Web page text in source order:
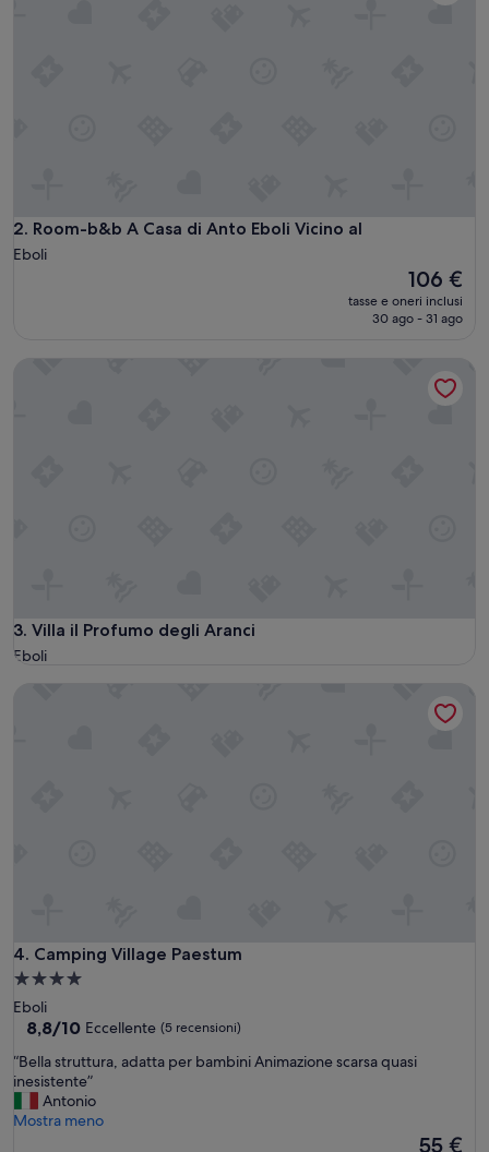
2. Room-b&b A Casa di Anto Eboli Vicino al
Room-b&b A Casa di Anto Eboli Vicino al
Eboli
Il
prezzo
attuale
106 €
tasse e oneri inclusi
30 ago - 31 ago
3. Villa il Profumo degli Aranci
Villa il Profumo degli Aranci
Eboli
4. Camping Village Paestum
Camping Village Paestum
Struttura
a
4.0
Eboli
8.8
10,
Eccellente,
(5
recensioni)
8,8/10 Eccellente (5 recensioni)
“
B
l
“Bella struttura, adatta per bambini Animazione scarsa quasi
inesistente”
Antonio
Mostra meno
Il
55 €